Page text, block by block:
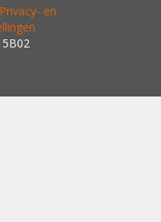
Privacy- en